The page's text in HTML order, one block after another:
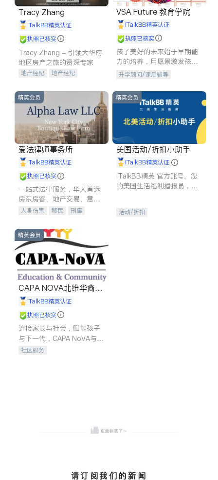
Tracy Zhang
iTalkBB精英认证
执照已核实
Tracy Zhang - 引领大华府
地区房产之旅的资深专家
地产经纪
地产经纪
商铺租售
VSA Future 教育学院
iTalkBB精英认证
执照已核实
孩子美好的未来始于早期能
力的培养，用愿景激发孩子
的学习潜力和动力。理念：
拥有成长型心态是成功的基
石。
升学顾问/课后辅导
精英会员
爱法律师事务所
iTalkBB精英认证
执照已核实
一站式法律服务，华人首选.
房东房客、地产交易、意外
伤害、车祸重伤、商业诉
建筑合同、刑事案件全包办
人身伤害 移民
刑事
信托/遗嘱
商业
索赔
律师-其它 保释
精英会员
美国活动/折扣小助手
iTalkBB精英认证
iTalkBB精英 官方账号。您
的美国生活福利播报员，精
专属福利。
活动/折扣
精英会员
CAPA NOVA北维华裔家
长会iTalkBB精英认证
执照已核实
连接家长与社会，赋能孩子
与下一代，CAPA NoVA与您
携手建设包容、公平、充满
社区服务
请订阅我们的新闻